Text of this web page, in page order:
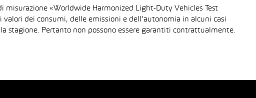
«Worldwide Harmonized Light-Duty Vehicles Test
dei consumi, delle emissioni e dell’autonomia in alcuni casi
stagione. Pertanto non possono essere garantiti contrattualmente.